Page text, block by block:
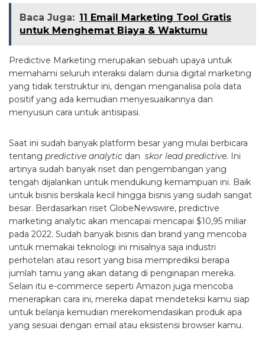
Baca Juga: 11 Email Marketing Tool Gratis
untuk Menghemat Biaya & Waktumu
Predictive Marketing merupakan sebuah upaya untuk
memahami seluruh interaksi dalam dunia digital marketing
yang tidak terstruktur ini, dengan menganalisa pola data
positif yang ada kemudian menyesuaikannya dan
menyusun cara untuk antisipasi.
Saat ini sudah banyak platform besar yang mulai berbicara
tentang predictive analytic dan skor lead predictive. Ini
artinya sudah banyak riset dan pengembangan yang
tengah dijalankan untuk mendukung kemampuan ini. Baik
untuk bisnis berskala kecil hingga bisnis yang sudah sangat
besar. Berdasarkan riset GlobeNewswire, predictive
marketing analytic akan mencapai mencapai $10,95 miliar
pada 2022. Sudah banyak bisnis dan brand yang mencoba
untuk memakai teknologi ini misalnya saja industri
perhotelan atau resort yang bisa memprediksi berapa
jumlah tamu yang akan datang di penginapan mereka.
Selain itu e-commerce seperti Amazon juga mencoba
menerapkan cara ini, mereka dapat mendeteksi kamu siap
untuk belanja kemudian merekomendasikan produk apa
yang sesuai dengan email atau eksistensi browser kamu.